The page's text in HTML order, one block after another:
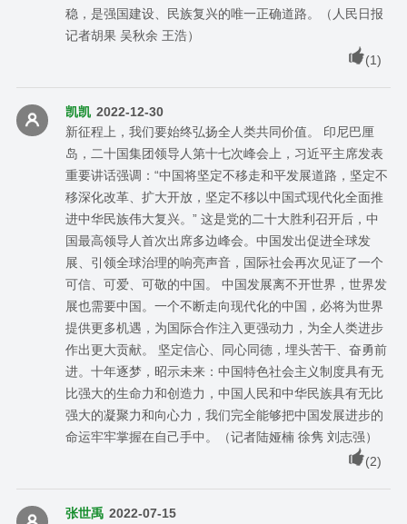
稳，是强国建设、民族复兴的唯一正确道路。（人民日报
记者胡果 吴秋余 王浩）
(1)
凯凯 2022-12-30
新征程上，我们要始终弘扬全人类共同价值。 印尼巴厘
岛，二十国集团领导人第十七次峰会上，习近平主席发表
重要讲话强调：“中国将坚定不移走和平发展道路，坚定不
移深化改革、扩大开放，坚定不移以中国式现代化全面推
进中华民族伟大复兴。” 这是党的二十大胜利召开后，中
国最高领导人首次出席多边峰会。中国发出促进全球发
展、引领全球治理的响亮声音，国际社会再次见证了一个
可信、可爱、可敬的中国。 中国发展离不开世界，世界发
展也需要中国。一个不断走向现代化的中国，必将为世界
提供更多机遇，为国际合作注入更强动力，为全人类进步
作出更大贡献。 坚定信心、同心同德，埋头苦干、奋勇前
进。十年逐梦，昭示未来：中国特色社会主义制度具有无
比强大的生命力和创造力，中国人民和中华民族具有无比
强大的凝聚力和向心力，我们完全能够把中国发展进步的
命运牢牢掌握在自己手中。（记者陆娅楠 徐隽 刘志强）
(2)
张世禹 2022-07-15